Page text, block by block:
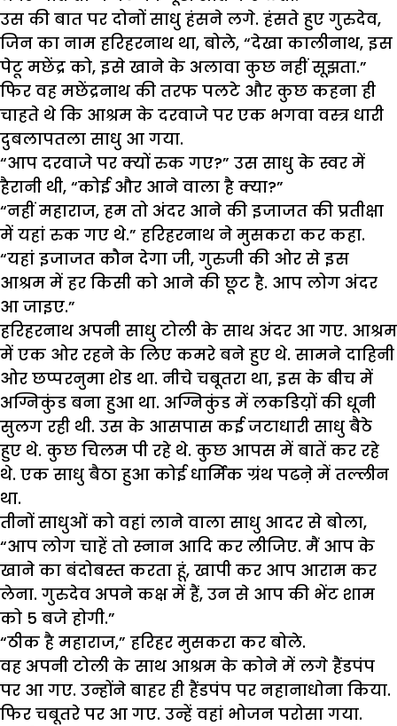
उस की बात पर दोनों साधु हंसने लगे. हंसते हुए गुरुदेव,
जिन का नाम हरिहरनाथ था, बोले, “देखा कालीनाथ, इस
पेटू मछेंद्र को, इसे खाने के अलावा कुछ नहीं सूझता.”
फिर वह मछेंद्रनाथ की तरफ पलटे और कुछ कहना ही
चाहते थे कि आश्रम के दरवाजे पर एक भगवा वस्त्र धारी
दुबलापतला साधु आ गया.
“आप दरवाजे पर क्यों रुक गए?” उस साधु के स्वर में
हैरानी थी, “कोई और आने वाला है क्या?”
“नहीं महाराज, हम तो अंदर आने की इजाजत की प्रतीक्षा
में यहां रुक गए थे.” हरिहरनाथ ने मुसकरा कर कहा.
“यहां इजाजत कौन देगा जी, गुरुजी की ओर से इस
आश्रम में हर किसी को आने की छूट है. आप लोग अंदर
आ जाइए.”
हरिहरनाथ अपनी साधु टोली के साथ अंदर आ गए. आश्रम
में एक ओर रहने के लिए कमरे बने हुए थे. सामने दाहिनी
ओर छप्परनुमा शेड था. नीचे चबूतरा था, इस के बीच में
अग्निकुंड बना हुआ था. अग्निकुंड में लकडिय़ों की धूनी
सुलग रही थी. उस के आसपास कई जटाधारी साधु बैठे
हुए थे. कुछ चिलम पी रहे थे. कुछ आपस में बातें कर रहे
थे. एक साधु बैठा हुआ कोई धार्मिक ग्रंथ पढऩे में तल्लीन
था.
तीनों साधुओं को वहां लाने वाला साधु आदर से बोला,
“आप लोग चाहें तो स्नान आदि कर लीजिए. मैं आप के
खाने का बंदोबस्त करता हूं, खापी कर आप आराम कर
लेना. गुरुदेव अपने कक्ष में हैं, उन से आप की भेंट शाम
को 5 बजे होगी.”
“ठीक है महाराज,” हरिहर मुसकरा कर बोले.
वह अपनी टोली के साथ आश्रम के कोने में लगे हैंडपंप
पर आ गए. उन्होंने बाहर ही हैंडपंप पर नहानाधोना किया.
फिर चबूतरे पर आ गए. उन्हें वहां भोजन परोसा गया.